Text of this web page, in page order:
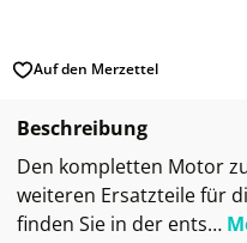
Auf den Merzettel
Beschreibung
Den kompletten Motor
weiteren Ersatzteile für
finden Sie in der ents…